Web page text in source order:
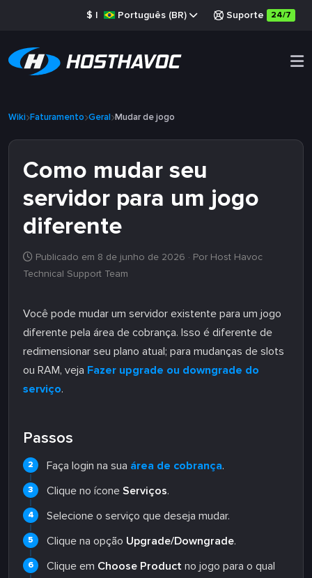
$ | Português (BR) Suporte 24/7
Wiki Faturamento Geral Mudar de jogo
Como mudar seu
servidor para um jogo
diferente
Publicado em 8 de junho de 2026 · Por Host Havoc
Technical Support Team
Você pode mudar um servidor existente para um jogo
diferente pela área de cobrança. Isso é diferente de
redimensionar seu plano atual; para mudanças de slots
ou RAM, veja Fazer upgrade ou downgrade do
serviço.
Passos
Faça login na sua área de cobrança.
Clique no ícone Serviços.
Selecione o serviço que deseja mudar.
Clique na opção Upgrade/Downgrade.
Clique em Choose Product no jogo para o qual